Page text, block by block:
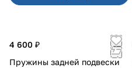
4 600 ₽
Пружины задней подвески